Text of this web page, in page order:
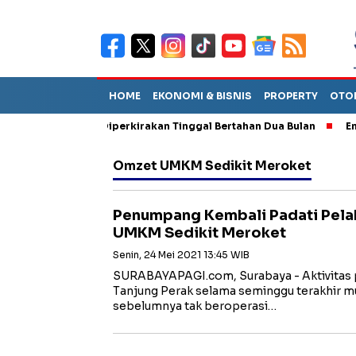
HOME EKONOMI & BISNIS PROPERTY
Sebut TPA Diperkirakan Tinggal Bertahan Dua Bulan Empat
Omzet UMKM Sedikit Meroket
Penumpang Kembali Padati
UMKM Sedikit Meroket
Senin, 24 Mei 2021 13:45 WIB
SURABAYAPAGI.com, Surabaya -
Tanjung Perak selama seminggu terakhir
sebelumnya tak beroperasi…